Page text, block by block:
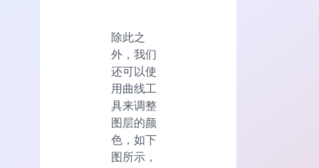
除此之
外，我们
还可以使
用曲线工
具来调整
图层的颜
色，如下
图所示，